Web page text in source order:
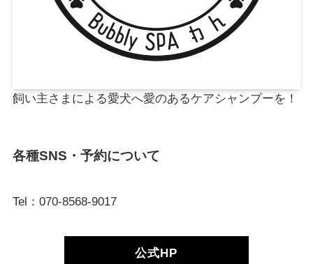
飼い主さまによる愛犬へ愛のあるケアシャンプーを！
各種SNS・予約について
Tel：070-8568-9017
公式HP